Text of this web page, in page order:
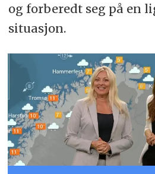
og forberedt seg på en
situasjon.